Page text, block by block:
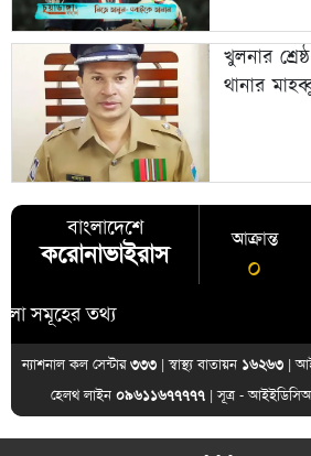
খুলনার
থানার
বাংলাদেশে
করোনাভাইরাস
আক্রান্ত
০
তথ্য
ন্যাশনাল কল সেন্টার৩৩৩ | স্বাস্থ্য বাতায়ন ১৬২৬৩ |
হেলথ লাইন ০৯৬১১৬৭৭৭৭৭| সূত্র -